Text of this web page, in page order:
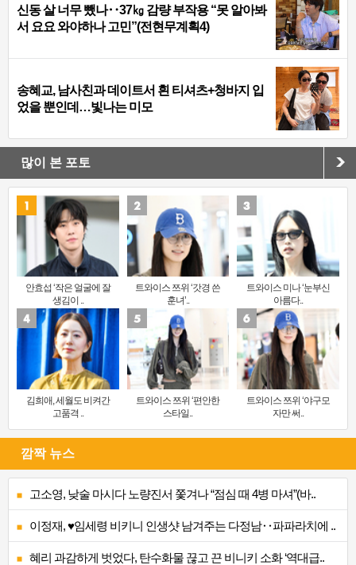
신동 살 너무 뺐나‥37㎏ 감량 부작용 “못 알아봐
서 요요 와야하나 고민”(전현무계획4)
송혜교, 남사친과 데이트서 흰 티셔츠+청바지 입
었을 뿐인데…빛나는 미모
많이 본 포토
안효섭 ‘작은 얼굴에 잘
생김이 ..
트와이스 쯔위 ‘갓경 쓴
훈녀’..
트와이스 미나 ‘눈부신
아름다..
김희애, 세월도 비켜간
고품격 ..
트와이스 쯔위 ‘편안한
스타일..
트와이스 쯔위 ‘야구모
자만 써..
깜짝 뉴스
고소영, 낮술 마시다 노량진서 쫓겨나 “점심 때 4병 마셔”(바..
이정재, ♥임세령 비키니 인생샷 남겨주는 다정남‥파파라치에 ..
혜리 과감하게 벗었다, 탄수화물 끊고 끈 비니키 소화 ‘역대급..